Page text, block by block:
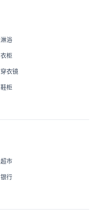
淋浴
衣柜
穿衣镜
鞋柜
超市
银行